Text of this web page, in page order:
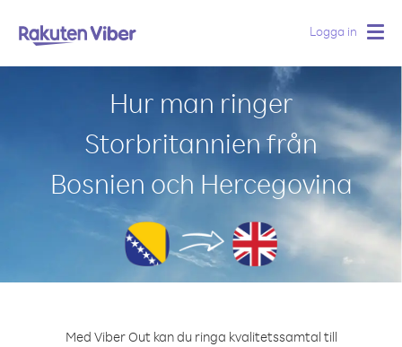
Logga in
Hur man ringer
Storbritannien från
Bosnien och Hercegovina
Med Viber Out kan du ringa kvalitetssamtal till